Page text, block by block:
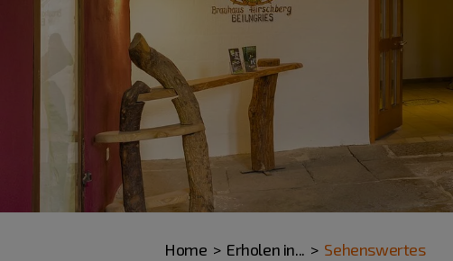
Home Erholen in... Sehenswertes